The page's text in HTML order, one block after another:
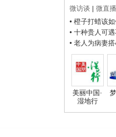
微访谈 | 微直播
• 橙子打蜡该如
• 十种贵人可
• 老人为病妻
美丽中国·
湿地行